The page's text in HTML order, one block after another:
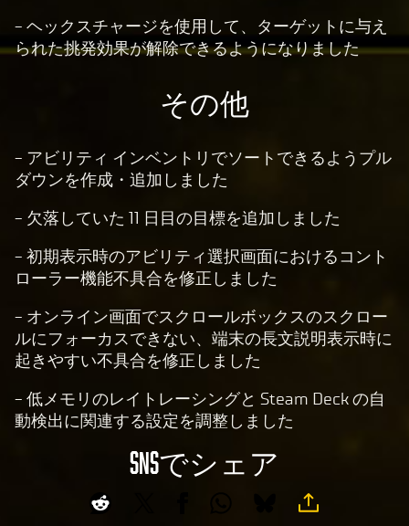
- ヘックスチャージを使用して、ターゲットに与え
られた挑発効果が解除できるようになりました
その他
- アビリティ インベントリでソートできるようプル
ダウンを作成・追加しました
- 欠落していた 11 日目の目標を追加しました
- 初期表示時のアビリティ選択画面におけるコント
ローラー機能不具合を修正しました
- オンライン画面でスクロールボックスのスクロー
ルにフォーカスできない、端末の長文説明表示時に
起きやすい不具合を修正しました
- 低メモリのレイトレーシングと Steam Deck の自
動検出に関連する設定を調整しました
SNSでシェア